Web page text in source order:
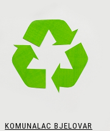
KOMUNALAC BJELOVAR